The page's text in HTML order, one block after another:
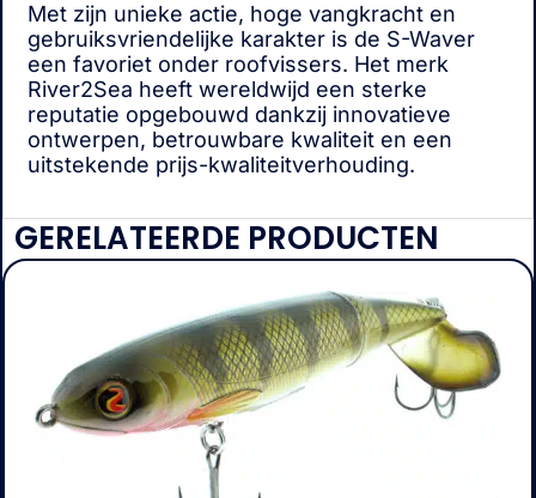
Met zijn unieke actie, hoge vangkracht en
gebruiksvriendelijke karakter is de S-Waver
een favoriet onder roofvissers. Het merk
River2Sea heeft wereldwijd een sterke
reputatie opgebouwd dankzij innovatieve
ontwerpen, betrouwbare kwaliteit en een
uitstekende prijs-kwaliteitverhouding.
GERELATEERDE PRODUCTEN